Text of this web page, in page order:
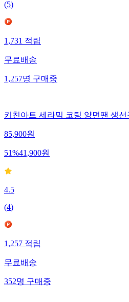
(5)
1,731적립
무료배송
1,257명구매중
키친아트 세라믹 코팅 양면팬 생
85,900원
51%41,900원
4.5
(4)
1,257적립
무료배송
352명구매중